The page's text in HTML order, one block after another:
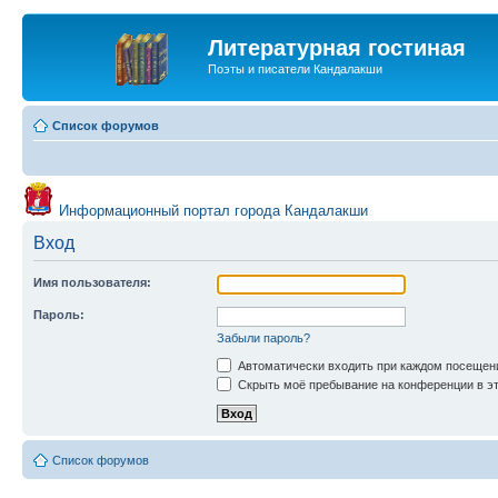
Литературная гостиная
Поэты и писатели Кандалакши
Список форумов
Информационный портал города Кандалакши
Вход
Имя пользователя:
Пароль:
Забыли пароль?
Автоматически входить при каждом
Скрыть моё пребывание на конференции в
Список форумов